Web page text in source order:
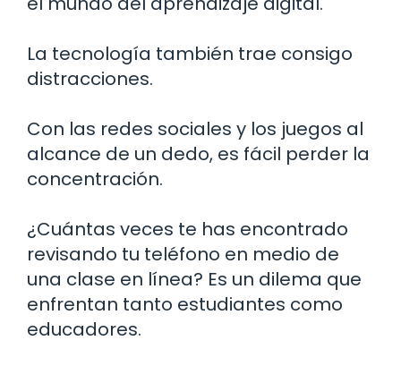
La tecnología también trae consigo
distracciones.
Con las redes sociales y los juegos al
alcance de un dedo, es fácil perder la
concentración.
¿Cuántas veces te has encontrado
revisando tu teléfono en medio de
una clase en línea? Es un dilema que
enfrentan tanto estudiantes como
educadores.